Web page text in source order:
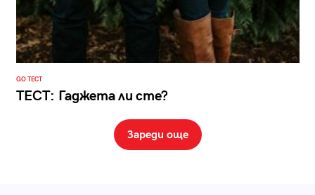
GO ТЕСТ
ТЕСТ: Гаджета ли сте?
Зареди още